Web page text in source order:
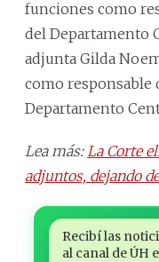
funciones como
del Departamento
adjunta Gilda
como responsable
Departamento
Lea más: La Corte
adjuntos, dejando
Recibí las
al canal de ÚH